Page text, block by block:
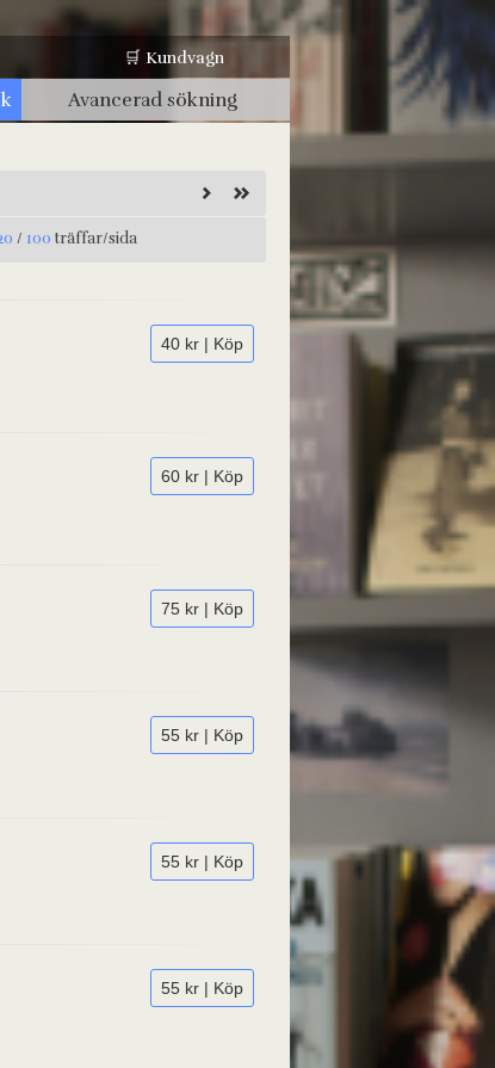
🛒 Kundvagn
Avancerad sökning
/ 100 träffar/sida
40 kr | Köp
60 kr | Köp
75 kr | Köp
55 kr | Köp
55 kr | Köp
55 kr | Köp